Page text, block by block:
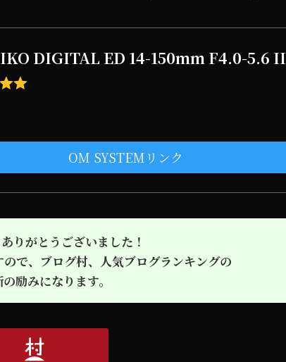
DIGITAL ED 14-150mm F4.0-5.6 II
OM SYSTEMリンク
りがとうございました！
で、ブログ村、人気ブログランキングの
励みになります。